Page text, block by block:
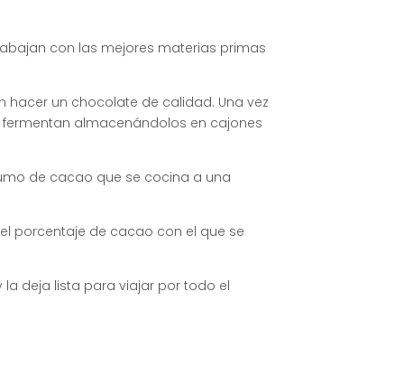
con las mejores materias primas
un chocolate de calidad. Una vez
almacenándolos en cajones
de cacao que se cocina a una
porcentaje de cacao con el que se
la deja lista para viajar por todo el